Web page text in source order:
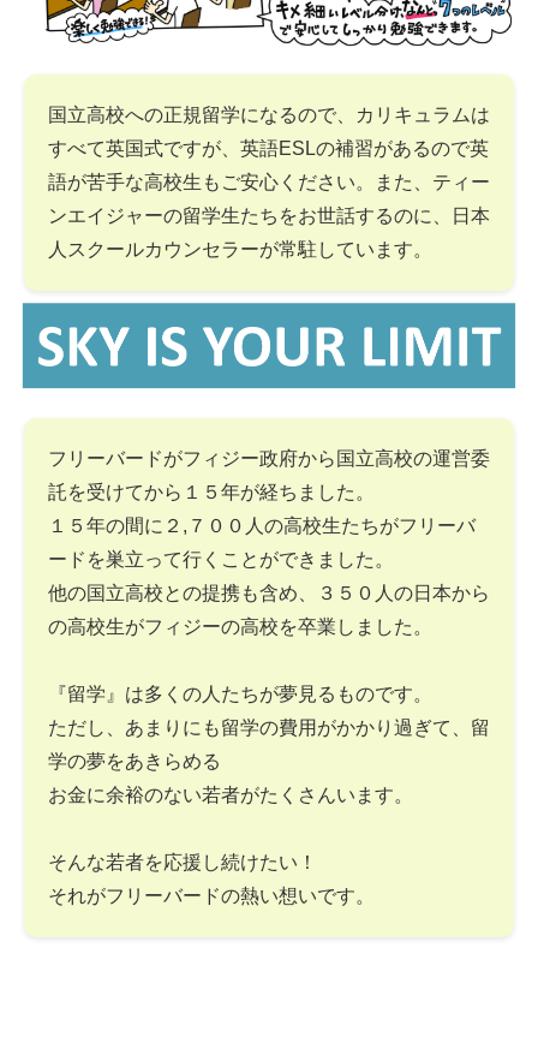
国立高校への正規留学になるので、カリキュラムは
すべて英国式ですが、英語ESLの補習があるので英
語が苦手な高校生もご安心ください。また、ティー
ンエイジャーの留学生たちをお世話するのに、日本
人スクールカウンセラーが常駐しています。
フリーバードがフィジー政府から国立高校の運営委
託を受けてから１５年が経ちました。
１５年の間に２,７００人の高校生たちがフリーバ
ードを巣立って行くことができました。
他の国立高校との提携も含め、３５０人の日本から
の高校生がフィジーの高校を卒業しました。
『留学』は多くの人たちが夢見るものです。
ただし、あまりにも留学の費用がかかり過ぎて、留
学の夢をあきらめる
お金に余裕のない若者がたくさんいます。
そんな若者を応援し続けたい！
それがフリーバードの熱い想いです。